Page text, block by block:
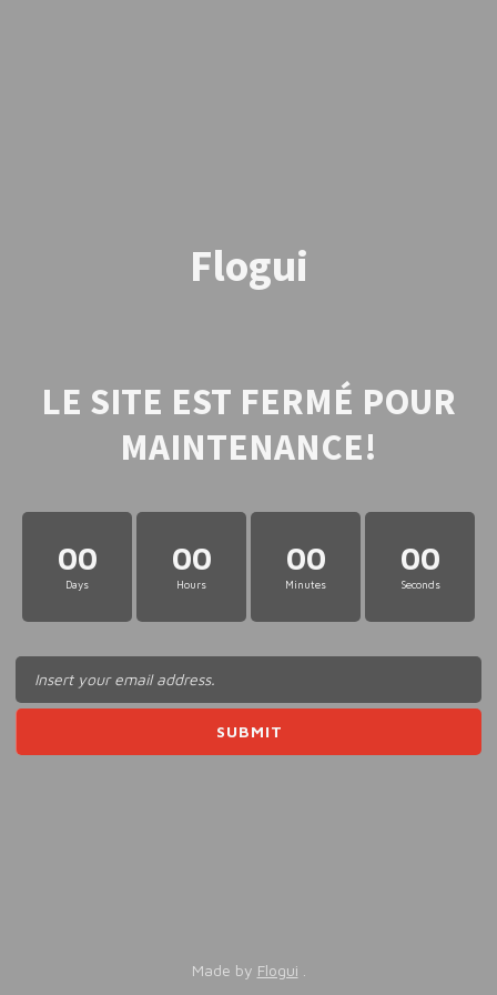
Flogui
LE SITE EST FERMÉ POUR
MAINTENANCE!
00
Days
00
Hours
00
Minutes
00
Seconds
Made by Flogui